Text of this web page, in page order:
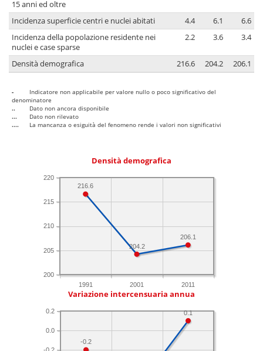
15 anni ed oltre
Incidenza superficie centri e nuclei abitati 4.4 6.1
6.6
Incidenza della popolazione residente nei
nuclei e case sparse
2.2 3.6 3.4
Densità demografica 216.6 204.2 206.1
-
Indicatore non applicabile per valore nullo o poco significativo del
denominatore
..
Dato non ancora disponibile
...
Dato non rilevato
....
La mancanza o esiguità del fenomeno rende i valori non significativi
Densità demografica
1991 2001 2011
200
205
210
215
220
206.1
204.2
216.6
Variazione intercensuaria annua
0.0
0.2 0.1
-0.2